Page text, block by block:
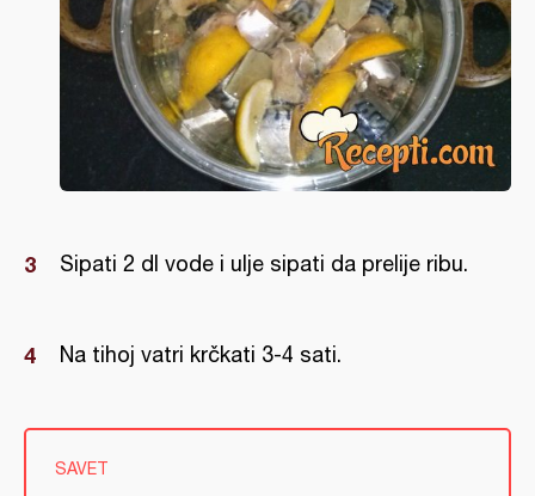
Sipati 2 dl vode i ulje sipati da prelije ribu.
Na tihoj vatri krčkati 3-4 sati.
SAVET